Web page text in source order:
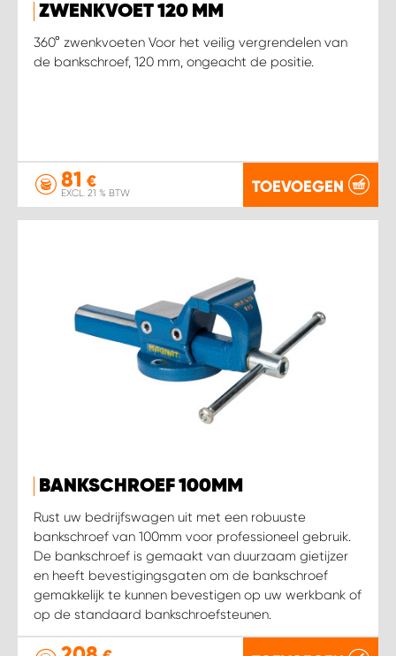
ZWENKVOET 120 MM
360° zwenkvoeten Voor het veilig vergrendelen van
de bankschroef, 120 mm, ongeacht de positie.
81 €
EXCL. 21 % BTW TOEVOEGEN
BANKSCHROEF 100MM
Rust uw bedrijfswagen uit met een robuuste
bankschroef van 100mm voor professioneel gebruik.
De bankschroef is gemaakt van duurzaam gietijzer
en heeft bevestigingsgaten om de bankschroef
gemakkelijk te kunnen bevestigen op uw werkbank of
op de standaard bankschroefsteunen.